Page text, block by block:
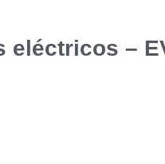
eléctricos –